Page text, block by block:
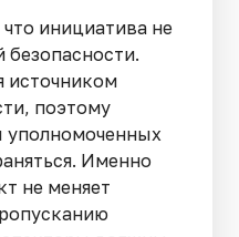
инициатива не
безопасности.
источником
поэтому
уполномоченных
Именно
не меняет